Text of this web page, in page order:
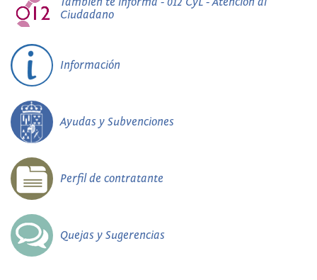
Ciudadano
Información
Ayudas y Subvenciones
Perfil de contratante
Quejas y Sugerencias